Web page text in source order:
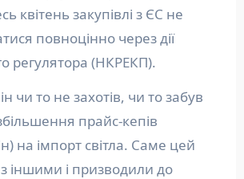
квітень закупівлі з ЄС не
повноцінно через дії
регулятора (НКРЕКП).
чи то не захотів, чи то забув
прайс-кепів
на імпорт світла. Саме цей
з іншими і призводили до